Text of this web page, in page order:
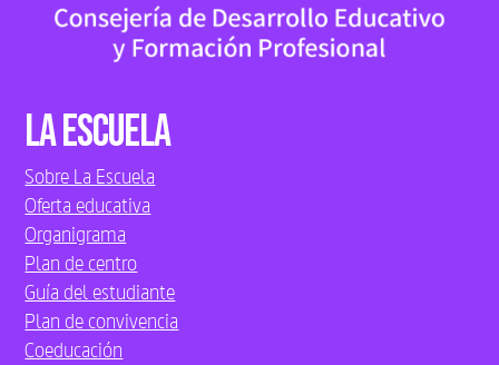
La Escuela
Sobre La Escuela
Oferta educativa
Organigrama
Plan de centro
Guía del estudiante
Plan de convivencia
Coeducación